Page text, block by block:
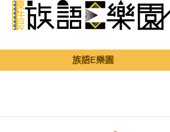
族語E樂園